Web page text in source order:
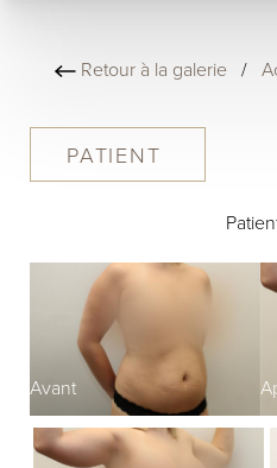
Retour à la galerie/
PATIENT
Avant